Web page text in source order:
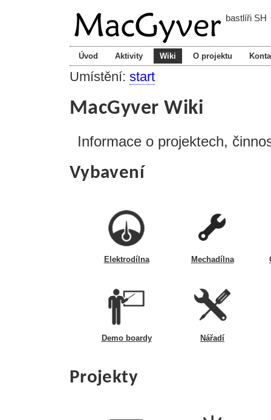
bastlíři SH
Úvod Aktivity Wiki O projektu
Umístění: start
MacGyver Wiki
Informace o projektech,
Vybavení
Elektrodílna Mechadílna
Demo boardy Nářadí
Projekty